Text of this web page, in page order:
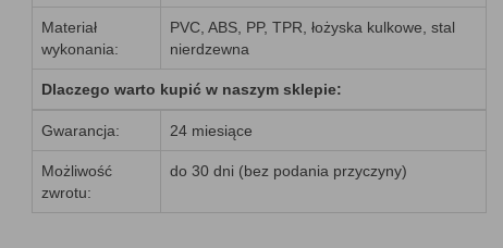
Materiał
wykonania:
PVC, ABS, PP, TPR, łożyska kulkowe, stal
nierdzewna
Dlaczego warto kupić w naszym sklepie:
Gwarancja: 24 miesiące
Możliwość
zwrotu:
do 30 dni (bez podania przyczyny)